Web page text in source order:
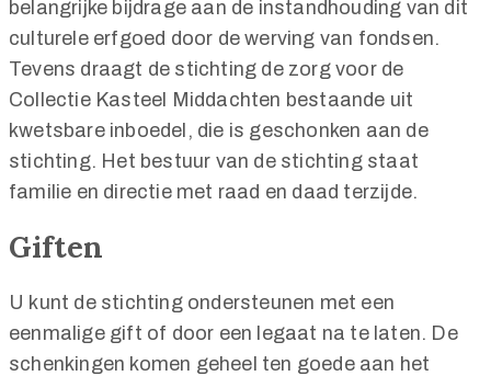
belangrijke bijdrage aan de instandhouding van dit
culturele erfgoed door de werving van fondsen.
Tevens draagt de stichting de zorg voor de
Collectie Kasteel Middachten bestaande uit
kwetsbare inboedel, die is geschonken aan de
stichting. Het bestuur van de stichting staat
familie en directie met raad en daad terzijde.
Giften
U kunt de stichting ondersteunen met een
eenmalige gift of door een legaat na te laten. De
schenkingen komen geheel ten goede aan het